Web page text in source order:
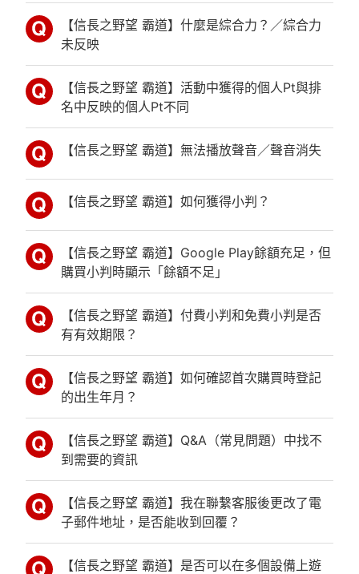
【信長之野望 霸道】什麼是綜合力？／綜合力
未反映
【信長之野望 霸道】活動中獲得的個人Pt與排
名中反映的個人Pt不同
【信長之野望 霸道】無法播放聲音／聲音消失
【信長之野望 霸道】如何獲得小判？
【信長之野望 霸道】Google Play餘額充足，但
購買小判時顯示「餘額不足」
【信長之野望 霸道】付費小判和免費小判是否
有有效期限？
【信長之野望 霸道】如何確認首次購買時登記
的出生年月？
【信長之野望 霸道】Q&A（常見問題）中找不
到需要的資訊
【信長之野望 霸道】我在聯繫客服後更改了電
子郵件地址，是否能收到回覆？
【信長之野望 霸道】是否可以在多個設備上遊